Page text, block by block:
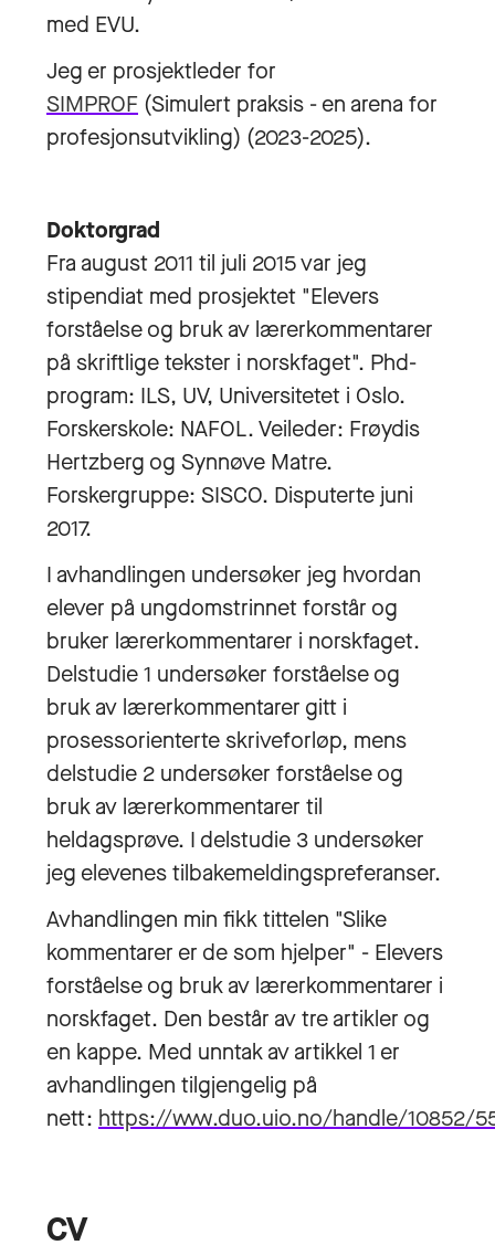
med EVU.
Jeg er prosjektleder for
SIMPROF (Simulert praksis - en arena for
profesjonsutvikling) (2023-2025).
Doktorgrad
Fra august 2011 til juli 2015 var jeg
stipendiat med prosjektet "Elevers
forståelse og bruk av lærerkommentarer
på skriftlige tekster i norskfaget". Phd-
program: ILS, UV, Universitetet i Oslo.
Forskerskole: NAFOL. Veileder: Frøydis
Hertzberg og Synnøve Matre.
Forskergruppe: SISCO. Disputerte juni
2017.
I avhandlingen undersøker jeg hvordan
elever på ungdomstrinnet forstår og
bruker lærerkommentarer i norskfaget.
Delstudie 1 undersøker forståelse og
bruk av lærerkommentarer gitt i
prosessorienterte skriveforløp, mens
delstudie 2 undersøker forståelse og
bruk av lærerkommentarer til
heldagsprøve. I delstudie 3 undersøker
jeg elevenes tilbakemeldingspreferanser.
Avhandlingen min fikk tittelen "Slike
kommentarer er de som hjelper" - Elevers
forståelse og bruk av lærerkommentarer i
norskfaget. Den består av tre artikler og
en kappe. Med unntak av artikkel 1 er
avhandlingen tilgjengelig på
nett: https://www.duo.uio.no/handle/10852/
CV